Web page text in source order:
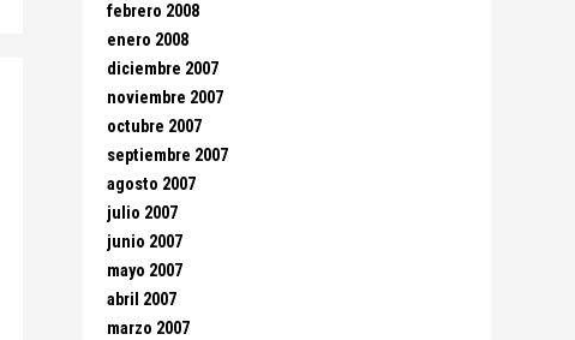
febrero 2008
enero 2008
diciembre 2007
noviembre 2007
octubre 2007
septiembre 2007
agosto 2007
julio 2007
junio 2007
mayo 2007
abril 2007
marzo 2007